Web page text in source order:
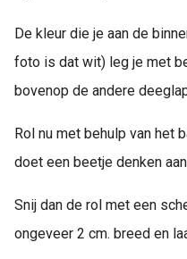
De kleur die je aan de
foto is dat wit) leg je met
bovenop de andere
Rol nu met behulp van het
doet een beetje denken
Snij dan de rol met een
ongeveer 2 cm. breed en